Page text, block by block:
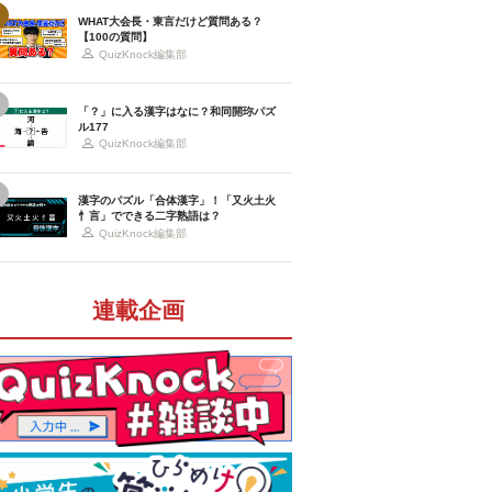
WHAT大会長・東言だけど質問ある？
【100の質問】
QuizKnock編集部
「？」に入る漢字はなに？和同開珎パズ
ル177
QuizKnock編集部
漢字のパズル「合体漢字」！「又火土火
忄言」でできる二字熟語は？
QuizKnock編集部
連載企画